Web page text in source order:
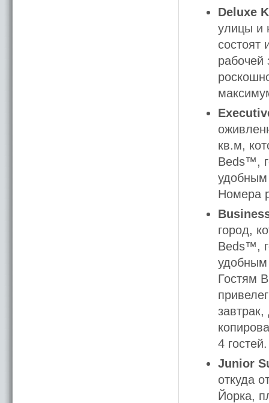
Deluxe
улицы и
состоят
кв.м,
Beds™,
Номера
город,
Beds™,
Гостям
4 гостей.
Junior
откуда
Йорка,